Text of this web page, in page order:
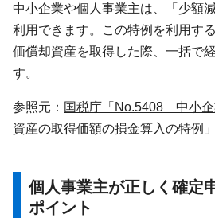
中小企業や個人事業主は、「少額
利用できます。この特例を利用す
価償却資産を取得した際、一括で
す。
参照元： 国税庁「No.5408 中小
資産の取得価額の損金算入の特例」
個人事業主が正しく確定
ポイント